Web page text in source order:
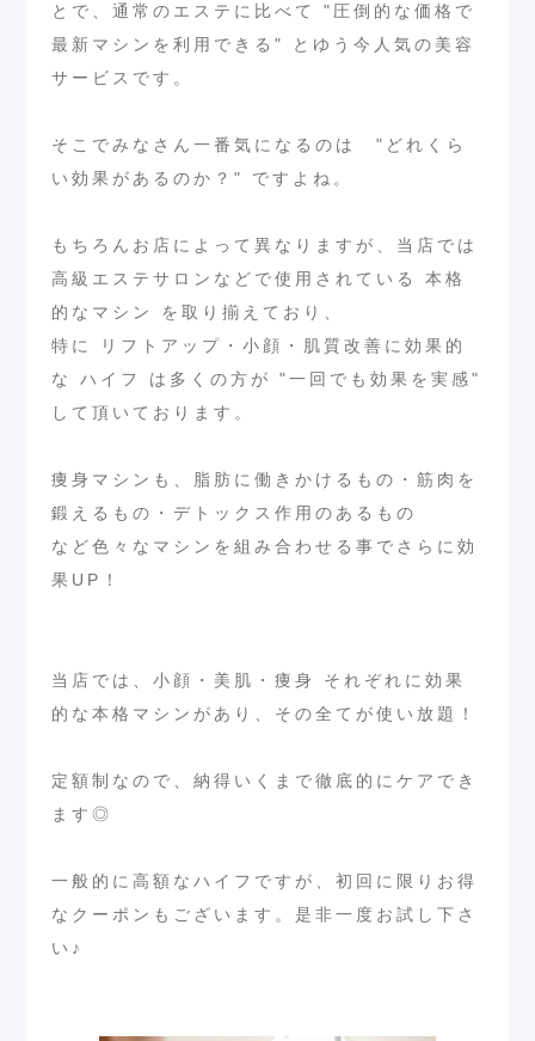
とで、通常のエステに比べて "圧倒的な価格で
最新マシンを利用できる" とゆう今人気の美容
サービスです。
そこでみなさん一番気になるのは "どれくら
い効果があるのか？" ですよね。
もちろんお店によって異なりますが、当店では
高級エステサロンなどで使用されている 本格
的なマシン を取り揃えており、
特に リフトアップ・小顔・肌質改善に効果的
な ハイフ は多くの方が "一回でも効果を実感"
して頂いております。
痩身マシンも、脂肪に働きかけるもの・筋肉を
鍛えるもの・デトックス作用のあるもの
など色々なマシンを組み合わせる事でさらに効
果UP！
当店では、小顔・美肌・痩身 それぞれに効果
的な本格マシンがあり、その全てが使い放題！
定額制なので、納得いくまで徹底的にケアでき
ます◎
一般的に高額なハイフですが、初回に限りお得
なクーポンもございます。是非一度お試し下さ
い♪